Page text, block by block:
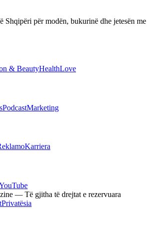
Shqipëri për modën, bukurinë dhe jetesën me
& BeautyHealthLove
PodcastMarketing
Karriera
— Të gjitha të drejtat e rezervuara
Privatësia